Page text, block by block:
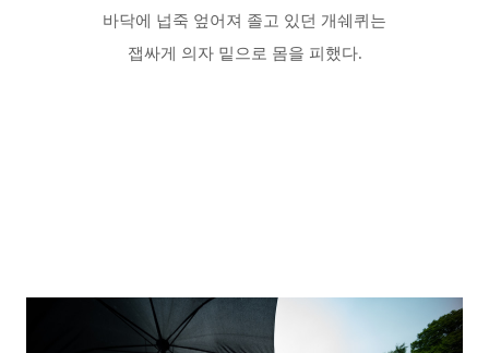
바닥에 넙죽 엎어져 졸고 있던 개쉐퀴는
잽싸게 의자 밑으로 몸을 피했다.